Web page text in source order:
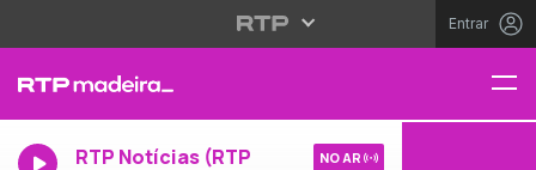
Entrar
RTP Notícias (RTP
NO AR